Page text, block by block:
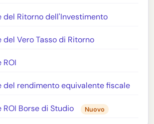
del Ritorno dell'Investimento
Vero Tasso di Ritorno
del rendimento equivalente fiscale
Borse di Studio Nuovo